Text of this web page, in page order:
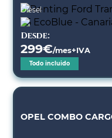
Diésel
Desde:
299€/mes+IVA
Todo incluido
OPEL COMBO